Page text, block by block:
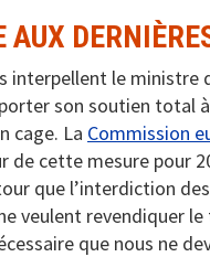
AUX
interpellent le ministre
son soutien total
cage. La Commission
de cette mesure pour
que l’interdiction
veulent revendiquer
que nous ne